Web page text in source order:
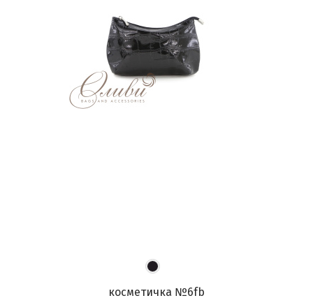
косметичка №6fb